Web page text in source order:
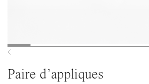
Previous
Paire d’appliques